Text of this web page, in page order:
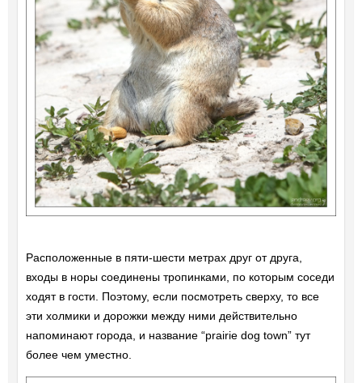
Расположенные в пяти-шести метрах друг от друга,
входы в норы соединены тропинками, по которым соседи
ходят в гости. Поэтому, если посмотреть сверху, то все
эти холмики и дорожки между ними действительно
напоминают города, и название “prairie dog town” тут
более чем уместно.